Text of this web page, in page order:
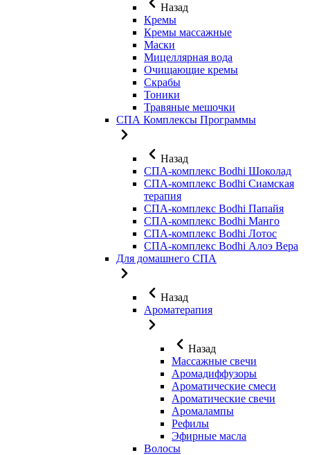
Назад
Кремы
Кремы массажные
Маски
Мицеллярная вода
Очищающие кремы
Скрабы
Тоники
Травяные мешочки
СПА Комплексы Программы
Назад
СПА-комплекс Bodhi Шоколад
СПА-комплекс Bodhi Сиамская
терапия
СПА-комплекс Bodhi Папайя
СПА-комплекс Bodhi Манго
СПА-комплекс Bodhi Лотос
СПА-комплекс Bodhi Алоэ Вера
Для домашнего СПА
Назад
Ароматерапия
Назад
Массажные свечи
Аромадиффузоры
Ароматические смеси
Ароматические свечи
Аромалампы
Рефилы
Эфирные масла
Волосы